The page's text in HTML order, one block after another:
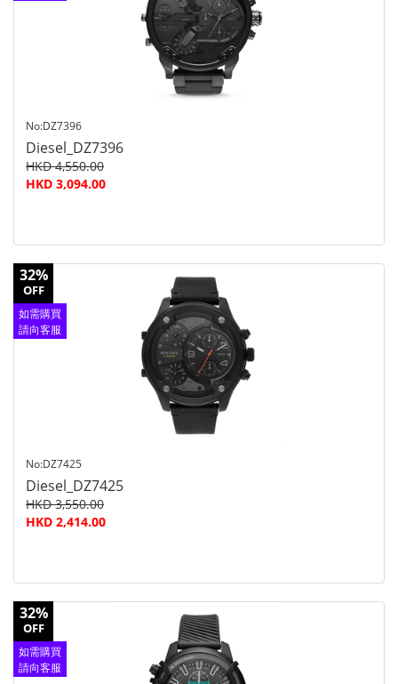
No:DZ7396
Diesel_DZ7396
HKD 4,550.00
HKD 3,094.00
32%
OFF
如需購買
請向客服
No:DZ7425
Diesel_DZ7425
HKD 3,550.00
HKD 2,414.00
32%
OFF
如需購買
請向客服